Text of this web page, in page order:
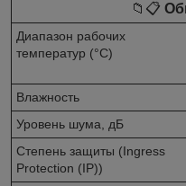
📁📋
Диапазон рабочих
температур (°C)
Влажность
Уровень шума, дБ
Степень защиты (Ingress
Protection (IP))